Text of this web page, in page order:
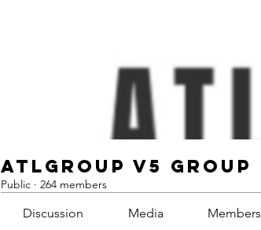
ATLGroup v5 Group
Public · 264 members
Discussion Media Members